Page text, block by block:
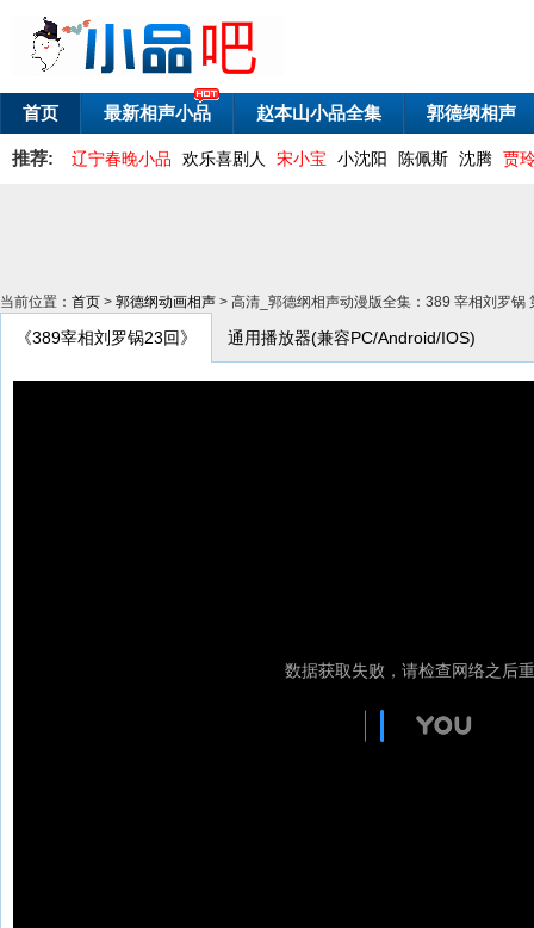
首页 最新相声小品 赵本山小品全集 郭德纲相声
推荐: 辽宁春晚小品 欢乐喜剧人 宋小宝 小沈阳 陈佩斯 沈腾 贾
当前位置： 首页 > 郭德纲动画相声 > 高清_郭德纲相声动漫版全集：389 宰相刘罗锅
《389宰相刘罗锅23回》 通用播放器(兼容PC/Android/IOS)